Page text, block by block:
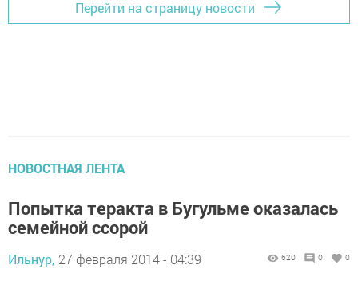
Перейти на страницу новости
НОВОСТНАЯ ЛЕНТА
Попытка теракта в Бугульме оказалась
семейной ссорой
Ильнур, 27 февраля 2014 - 04:39 620 0 0